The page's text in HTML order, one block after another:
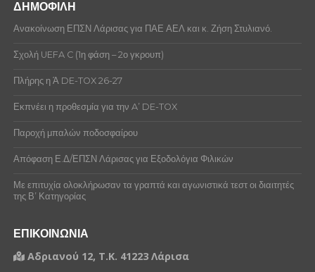
ΔΗΜΟΦΙΛΗ
Ανακοίνωση ΕΠΣΝ Λάρισας για ΠΑΕ ΑΕΛ και κ. Ζήση Στυλιανό.
Σχολή UEFA C (1η φάση – 2ο γκρουπ)
Πλήρης η Ά DE-TOX 26-27
Εκπνέει η προθεσμία για την A’ DE-TOX
Παροχή μπαλών ποδοσφαίρου
Απόφαση Ε.Δ/ΕΠΣΝ Λάρισας για Εξοδολόγια Φιλικών
Με επιτυχία ολοκλήρωσαν τα γραπτά και αγωνιστικά τεστ οι διαιτητές
της Β’ Κατηγορίας
ΕΠΙΚΟΙΝΩΝΙΑ
Αδριανού 12, Τ.Κ. 41223 Λάρισα